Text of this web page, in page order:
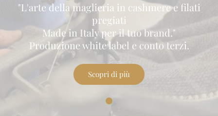
"L'arte della maglieria in cashmere e filati
pregiati
Made in Italy per il tuo brand."
Produzione white label e conto terzi.
Scopri di più